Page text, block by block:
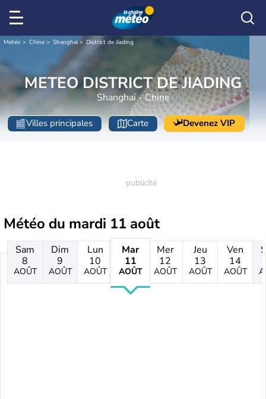
Météo Chine Shanghaï District de Jiading
METEO DISTRICT DE JIADING
Shanghaï - Chine
Villes principales Carte Devenez VIP
Météo du mardi 11 août
Sam
8
AOÛT
Dim
9
AOÛT
Lun
10
AOÛT
Mar
11
AOÛT
Mer
12
AOÛT
Jeu
13
AOÛT
Ven
14
AOÛT